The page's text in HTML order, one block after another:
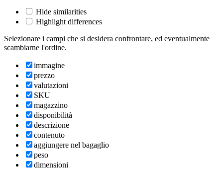
Hide similarities
Highlight differences
Selezionare i campi che si desidera confrontare, ed eventualmente
scambiarne l'ordine.
immagine
prezzo
valutazioni
SKU
magazzino
disponibilità
descrizione
contenuto
aggiungere nel bagaglio
peso
dimensioni